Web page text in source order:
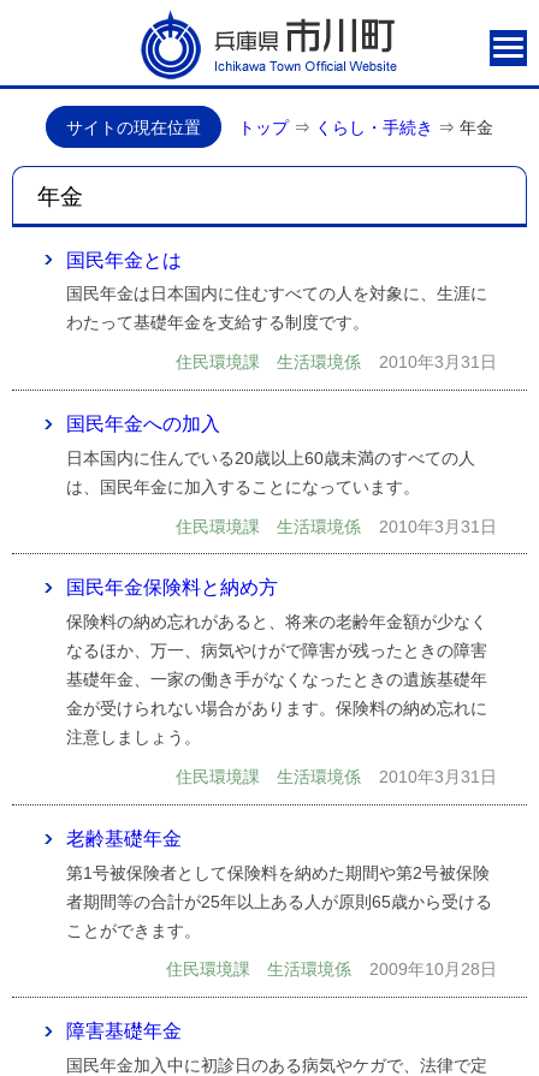
サイトの現在位置 トップ⇒ くらし・手続き ⇒ 年金
年金
国民年金とは
国民年金は日本国内に住むすべての人を対象に、生涯に
わたって基礎年金を支給する制度です。
住民環境課 生活環境係 2010年3月31日
国民年金への加入
日本国内に住んでいる20歳以上60歳未満のすべての人
は、国民年金に加入することになっています。
住民環境課 生活環境係 2010年3月31日
国民年金保険料と納め方
保険料の納め忘れがあると、将来の老齢年金額が少なく
なるほか、万一、病気やけがで障害が残ったときの障害
基礎年金、一家の働き手がなくなったときの遺族基礎年
金が受けられない場合があります。保険料の納め忘れに
注意しましょう。
住民環境課 生活環境係 2010年3月31日
老齢基礎年金
第1号被保険者として保険料を納めた期間や第2号被保険
者期間等の合計が25年以上ある人が原則65歳から受ける
ことができます。
住民環境課 生活環境係 2009年10月28日
障害基礎年金
国民年金加入中に初診日のある病気やケガで、法律で定